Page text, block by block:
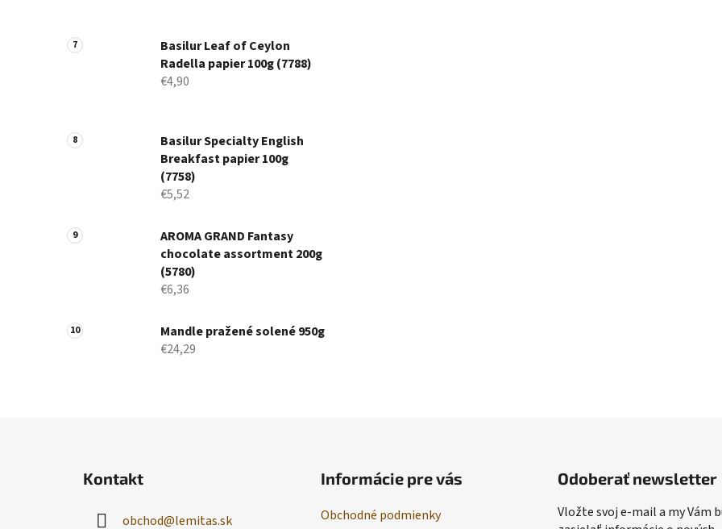
Basilur Leaf of Ceylon
Radella papier 100g (7788)
€4,90
Basilur Specialty English
Breakfast papier 100g
(7758)
€5,52
AROMA GRAND Fantasy
chocolate assortment 200g
(5780)
€6,36
Mandle pražené solené 950g
€24,29
Kontakt
obchod@lemitas.sk
Informácie pre vás
Obchodné podmienky
Odoberať newsletter
Vložte svoj e-mail a my Vám